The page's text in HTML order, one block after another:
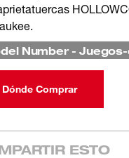
Number-Juegos-
Dónde Comprar
ESTO